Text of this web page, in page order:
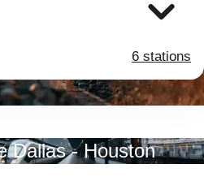
6 stations
Dallas - Houston